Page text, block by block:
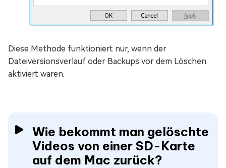
Diese Methode funktioniert nur, wenn der
Dateiversionsverlauf oder Backups vor dem Löschen
aktiviert waren.
Wie bekommt man gelöschte
Videos von einer SD-Karte
auf dem Mac zurück?